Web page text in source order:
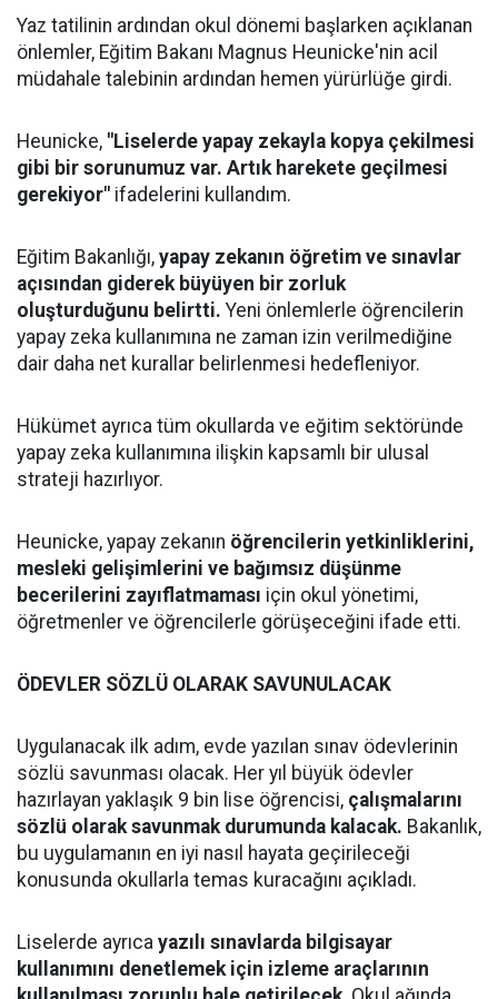
Yaz tatilinin ardından okul dönemi başlarken açıklanan
önlemler, Eğitim Bakanı Magnus Heunicke'nin acil
müdahale talebinin ardından hemen yürürlüğe girdi.
Heunicke, "Liselerde yapay zekayla kopya çekilmesi
gibi bir sorunumuz var. Artık harekete geçilmesi
gerekiyor" ifadelerini kullandım.
Eğitim Bakanlığı, yapay zekanın öğretim ve sınavlar
açısından giderek büyüyen bir zorluk
oluşturduğunu belirtti. Yeni önlemlerle öğrencilerin
yapay zeka kullanımına ne zaman izin verilmediğine
dair daha net kurallar belirlenmesi hedefleniyor.
Hükümet ayrıca tüm okullarda ve eğitim sektöründe
yapay zeka kullanımına ilişkin kapsamlı bir ulusal
strateji hazırlıyor.
Heunicke, yapay zekanın öğrencilerin yetkinliklerini,
mesleki gelişimlerini ve bağımsız düşünme
becerilerini zayıflatmaması için okul yönetimi,
öğretmenler ve öğrencilerle görüşeceğini ifade etti.
ÖDEVLER SÖZLÜ OLARAK SAVUNULACAK
Uygulanacak ilk adım, evde yazılan sınav ödevlerinin
sözlü savunması olacak. Her yıl büyük ödevler
hazırlayan yaklaşık 9 bin lise öğrencisi, çalışmalarını
sözlü olarak savunmak durumunda kalacak. Bakanlık,
bu uygulamanın en iyi nasıl hayata geçirileceği
konusunda okullarla temas kuracağını açıkladı.
Liselerde ayrıca yazılı sınavlarda bilgisayar
kullanımını denetlemek için izleme araçlarının